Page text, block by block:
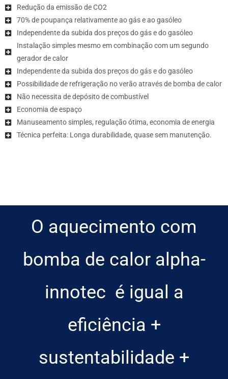
Redução da emissão de CO2
70% de poupança relativamente ao gás e ao gasóleo
Independente da subida dos preços do gás e do gasóleo
Instalação simples mesmo em combinação com um segundo
gerador de calor
Independente da subida dos preços do gás e do gasóleo
Possibilidade de refrigeração no verão através de bomba de calor
Não necessita de depósito de combustível
Economia de espaço
Manuseamento simples, regulação ótima, economia de energia
Técnica perfeita: Longa durabilidade, quase sem manutenção.
O aquecimento com
bomba de calor alpha-
innotec é igual a
eficiência +
sustentabilidade +